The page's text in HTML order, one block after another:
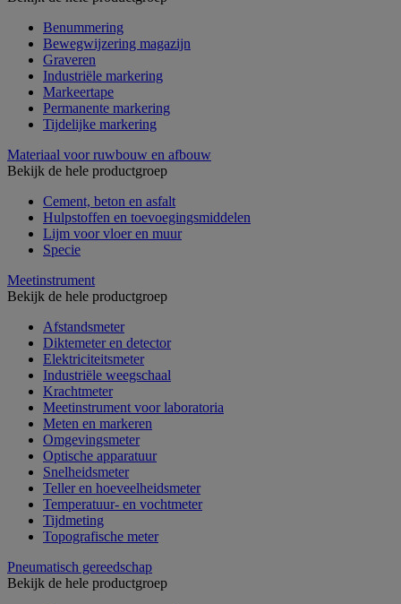
Benummering
Bewegwijzering magazijn
Graveren
Industriële markering
Markeertape
Permanente markering
Tijdelijke markering
Materiaal voor ruwbouw en afbouw
Bekijk de hele productgroep
Cement, beton en asfalt
Hulpstoffen en toevoegingsmiddelen
Lijm voor vloer en muur
Specie
Meetinstrument
Bekijk de hele productgroep
Afstandsmeter
Diktemeter en detector
Elektriciteitsmeter
Industriële weegschaal
Krachtmeter
Meetinstrument voor laboratoria
Meten en markeren
Omgevingsmeter
Optische apparatuur
Snelheidsmeter
Teller en hoeveelheidsmeter
Temperatuur- en vochtmeter
Tijdmeting
Topografische meter
Pneumatisch gereedschap
Bekijk de hele productgroep